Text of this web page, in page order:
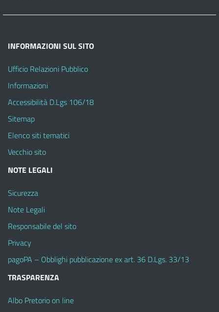
INFORMAZIONI SUL SITO
Ufficio Relazioni Pubblico
Informazioni
Accessibilità D.Lgs 106/18
Sitemap
Elenco siti tematici
Vecchio sito
NOTE LEGALI
Sicurezza
Note Legali
Responsabile del sito
Privacy
pagoPA – Obblighi pubblicazione ex art. 36 D.Lgs. 33/13
TRASPARENZA
Albo Pretorio on line